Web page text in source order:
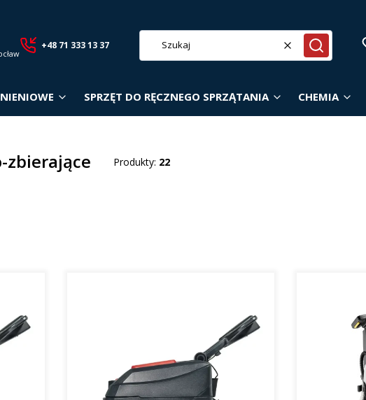
+48 71 333 13 37 WyczyśćSzukaj
SPRZĘT DO RĘCZNEGO SPRZĄTANIA CHEMIA
zbierające Produkty: 22